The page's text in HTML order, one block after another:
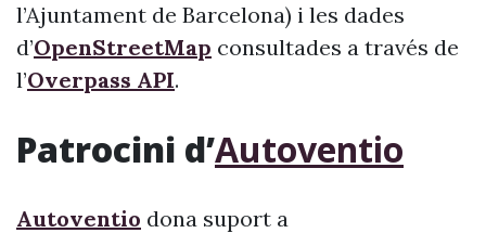
l’Ajuntament de Barcelona) i les dades
d’OpenStreetMap consultades a través de
l’Overpass API.
Patrocini d’Autoventio
Autoventio dona suport a